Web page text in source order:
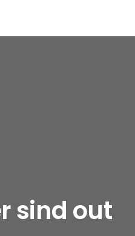
sind out